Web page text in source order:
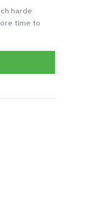
harde
time to